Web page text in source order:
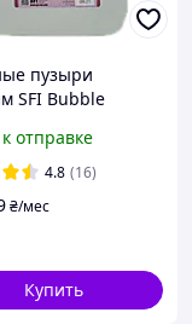
пузыри
SFI Bubble
отправке
4.8 (16)
₴/мес
Купить